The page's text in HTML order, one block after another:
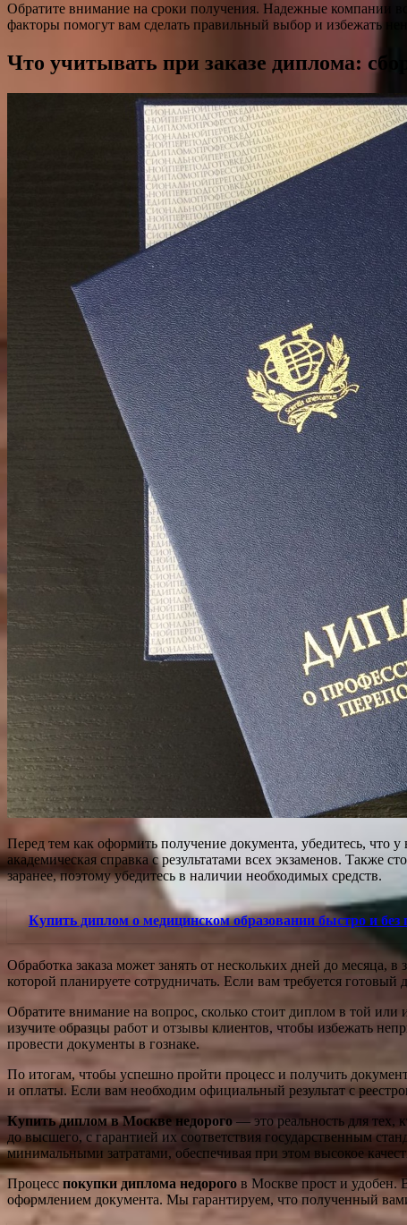
Обратите внимание на сроки получения. Надежные компании
факторы помогут вам сделать правильный выбор и избежать
Что учитывать при заказе диплома:
Перед тем как оформить получение документа, убедитесь, что у
академическая справка с результатами всех экзаменов.
заранее, поэтому убедитесь в наличии необходимых средств.
Купить диплом о медицинском образовании быстро и без
Обработка заказа может занять от нескольких дней до
которой планируете сотрудничать. Если вам требуется
Обратите внимание на вопрос, сколько стоит диплом в той
изучите образцы работ и отзывы клиентов, чтобы избежать
провести документы в гознаке.
По итогам, чтобы успешно пройти процесс и получить
и оплаты. Если вам необходим официальный результат с
Купить диплом в Москве недорого — это реальность для тех,
до высшего, с гарантией их соответствия государственным
минимальными затратами, обеспечивая при этом высокое
Процесс покупки диплома недорого в Москве прост и удобен.
оформлением документа. Мы гарантируем, что полученный